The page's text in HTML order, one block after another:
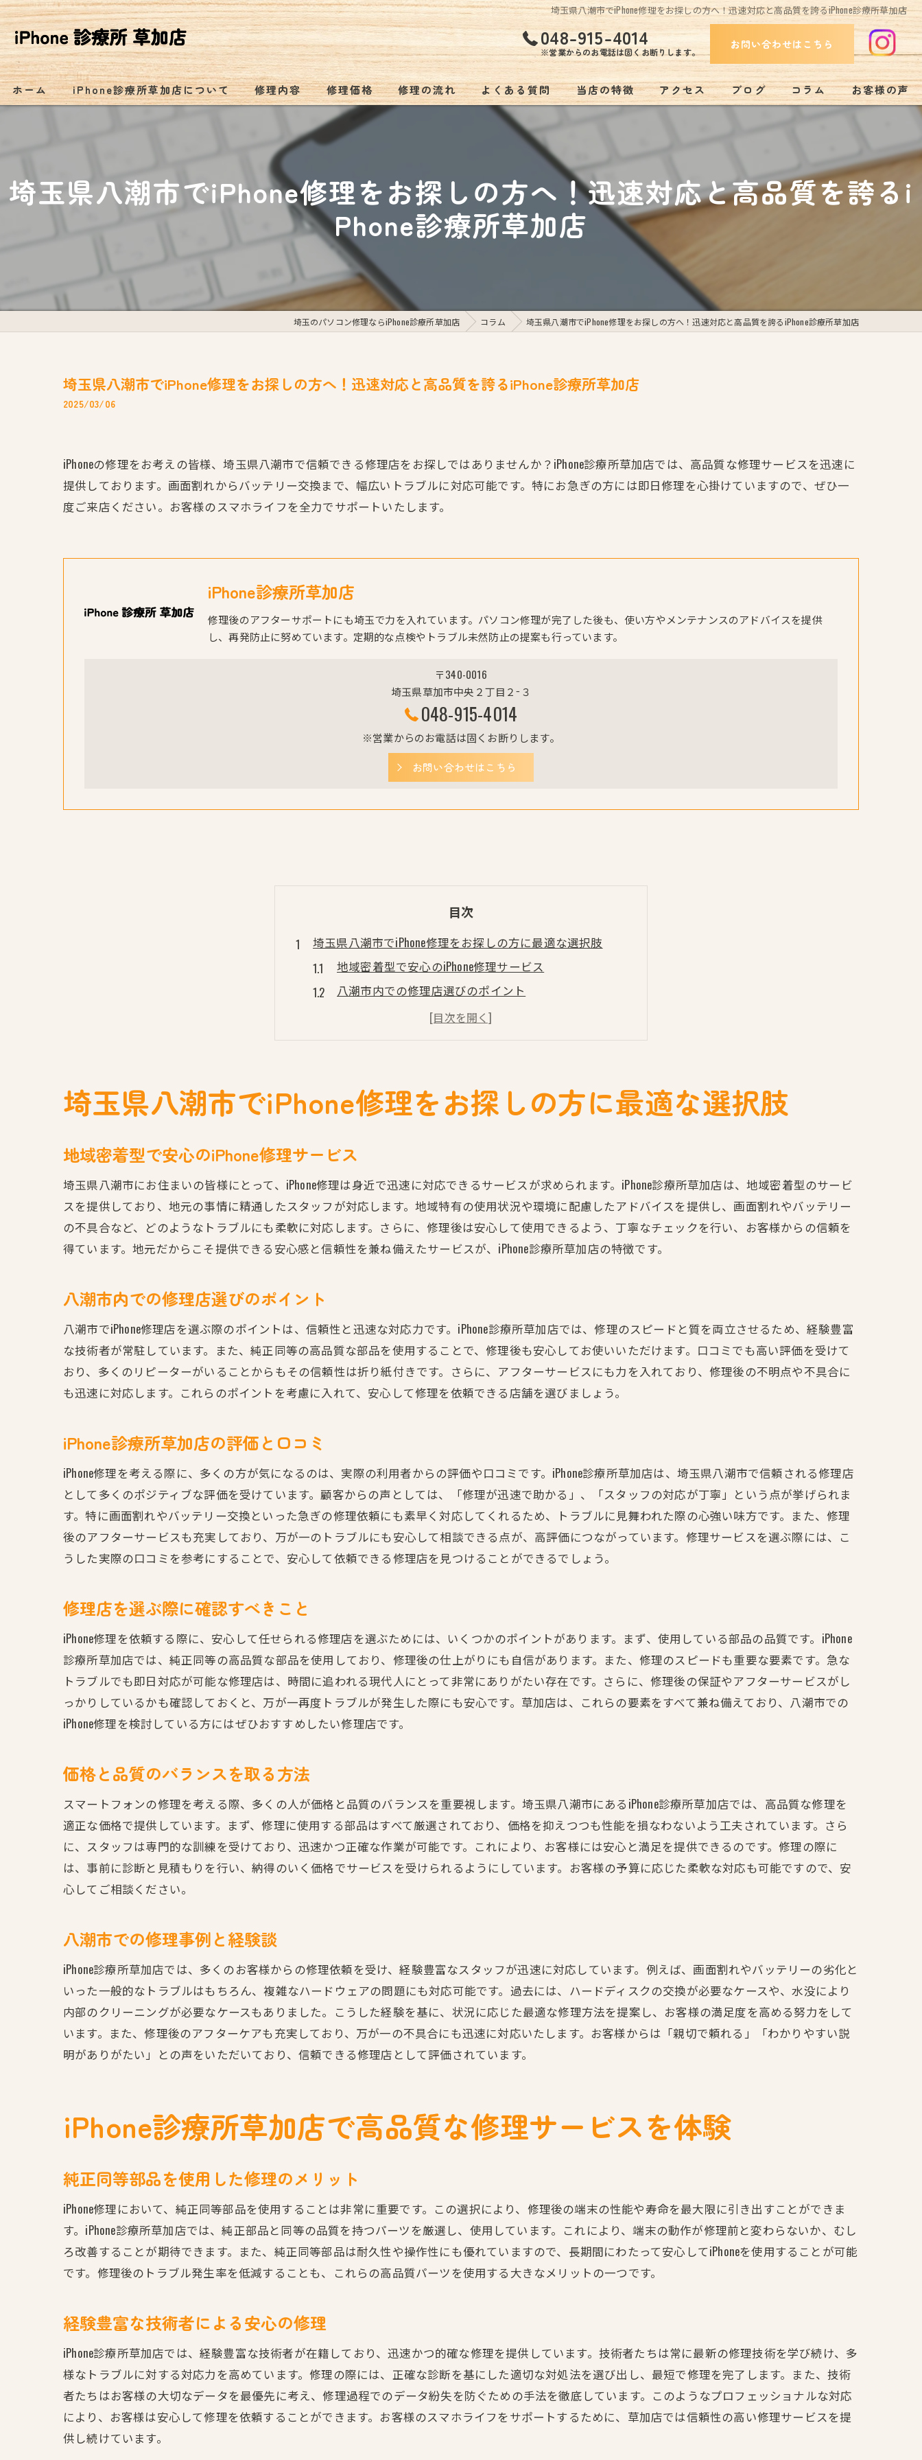
埼玉県八潮市でiPhone修理をお探しの方へ！迅速対応と高品質を誇るiPhone診療所草加店
048-915-4014
※営業からのお電話は固くお断りします。
お問い合わせはこちら
ホーム iPhone診療所草加店について 修理内容 修理価格 修理の流れ よくある質問 当店の特徴
低価格
バッテリー
スマホ
アクセス ブログ コラム お客様の声
埼玉県八潮市でiPhone修理をお探しの方へ！迅速対応と高品質を誇るi
Phone診療所草加店
埼玉のパソコン修理ならiPhone診療所草加店 コラム 埼玉県八潮市でiPhone修理をお探しの方へ！迅速対応と高品質を誇るiPhone診療所草加店
埼玉県八潮市でiPhone修理をお探しの方へ！迅速対応と高品質を誇るiPhone診療所草加店
2025/03/06
iPhoneの修理をお考えの皆様、埼玉県八潮市で信頼できる修理店をお探しではありませんか？iPhone診療所草加店では、高品質な修理サービスを迅速に
提供しております。画面割れからバッテリー交換まで、幅広いトラブルに対応可能です。特にお急ぎの方には即日修理を心掛けていますので、ぜひ一
度ご来店ください。お客様のスマホライフを全力でサポートいたします。
iPhone診療所草加店
修理後のアフターサポートにも埼玉で力を入れています。パソコン修理が完了した後も、使い方やメンテナンスのアドバイスを提供
し、再発防止に努めています。定期的な点検やトラブル未然防止の提案も行っています。
〒340-0016
埼玉県草加市中央２丁目２−３
048-915-4014
※営業からのお電話は固くお断りします。
お問い合わせはこちら
目次
埼玉県八潮市でiPhone修理をお探しの方に最適な選択肢
地域密着型で安心のiPhone修理サービス
八潮市内での修理店選びのポイント
iPhone診療所草加店の評価と口コミ
八潮市での修理事例と経験談
iPhone診療所草加店で高品質な修理サービスを体験
経験豊富な技術者による安心の修理
修理後の保証とアフターサポート
お客様の声から見る草加店の信頼性
高品質な修理を短時間で提供する技術
データ保護を徹底した修理プロセス
バッテリー交換の重要性とタイミング
即日修理を可能にするプロセス
草加店での修理が選ばれる理由
修理後のデバイスのチェックポイント
日常生活を支えるスマホを最短で修理する方法
忙しい方におすすめの修理予約システム
短時間で修理を完了するためのコツ
急なトラブルに対応できる準備方法
時間を節約するための修理術
スマホ修理が生活に与える影響
信頼の証、修理店の認証と資格
顧客満足度が高い修理店の特徴
安心して任せられる修理店の選び方
長く付き合える修理店を見極める
修理後も安心のサポート体制
即日対応が可能な修理内容一覧
緊急時の修理対応の流れ
即日修理を依頼する際のポイント
草加店の迅速な対応が選ばれる理由
トラブル別の修理事例紹介
依頼後の迅速な対応を可能にする秘密
修理が必要なときの最初の一手
埼玉県内での迅速修理店を紹介
iPhoneの修理でお困りの皆様に安心のサポート体制
修理に関するよくある質問とその回答
修理後の保証内容とサポートサービス
トラブル時の迅速サポート体制
修理進捗の透明性を確保する方法
お客様サポートの充実した修理店選び
埼玉県八潮市でiPhone修理をお探しの方に最適な選択肢
地域密着型で安心のiPhone修理サービス
埼玉県八潮市にお住まいの皆様にとって、iPhone修理は身近で迅速に対応できるサービスが求められます。iPhone診療所草加店は、地域密着型のサービ
スを提供しており、地元の事情に精通したスタッフが対応します。地域特有の使用状況や環境に配慮したアドバイスを提供し、画面割れやバッテリー
の不具合など、どのようなトラブルにも柔軟に対応します。さらに、修理後は安心して使用できるよう、丁寧なチェックを行い、お客様からの信頼を
得ています。地元だからこそ提供できる安心感と信頼性を兼ね備えたサービスが、iPhone診療所草加店の特徴です。
八潮市内での修理店選びのポイント
八潮市でiPhone修理店を選ぶ際のポイントは、信頼性と迅速な対応力です。iPhone診療所草加店では、修理のスピードと質を両立させるため、経験豊富
な技術者が常駐しています。また、純正同等の高品質な部品を使用することで、修理後も安心してお使いいただけます。口コミでも高い評価を受けて
おり、多くのリピーターがいることからもその信頼性は折り紙付きです。さらに、アフターサービスにも力を入れており、修理後の不明点や不具合に
も迅速に対応します。これらのポイントを考慮に入れて、安心して修理を依頼できる店舗を選びましょう。
iPhone診療所草加店の評価と口コミ
iPhone修理を考える際に、多くの方が気になるのは、実際の利用者からの評価や口コミです。iPhone診療所草加店は、埼玉県八潮市で信頼される修理店
として多くのポジティブな評価を受けています。顧客からの声としては、「修理が迅速で助かる」、「スタッフの対応が丁寧」という点が挙げられま
す。特に画面割れやバッテリー交換といった急ぎの修理依頼にも素早く対応してくれるため、トラブルに見舞われた際の心強い味方です。また、修理
後のアフターサービスも充実しており、万が一のトラブルにも安心して相談できる点が、高評価につながっています。修理サービスを選ぶ際には、こ
うした実際の口コミを参考にすることで、安心して依頼できる修理店を見つけることができるでしょう。
修理店を選ぶ際に確認すべきこと
iPhone修理を依頼する際に、安心して任せられる修理店を選ぶためには、いくつかのポイントがあります。まず、使用している部品の品質です。iPhone
診療所草加店では、純正同等の高品質な部品を使用しており、修理後の仕上がりにも自信があります。また、修理のスピードも重要な要素です。急な
トラブルでも即日対応が可能な修理店は、時間に追われる現代人にとって非常にありがたい存在です。さらに、修理後の保証やアフターサービスがし
っかりしているかも確認しておくと、万が一再度トラブルが発生した際にも安心です。草加店は、これらの要素をすべて兼ね備えており、八潮市での
iPhone修理を検討している方にはぜひおすすめしたい修理店です。
価格と品質のバランスを取る方法
スマートフォンの修理を考える際、多くの人が価格と品質のバランスを重要視します。埼玉県八潮市にあるiPhone診療所草加店では、高品質な修理を
適正な価格で提供しています。まず、修理に使用する部品はすべて厳選されており、価格を抑えつつも性能を損なわないよう工夫されています。さら
に、スタッフは専門的な訓練を受けており、迅速かつ正確な作業が可能です。これにより、お客様には安心と満足を提供できるのです。修理の際に
は、事前に診断と見積もりを行い、納得のいく価格でサービスを受けられるようにしています。お客様の予算に応じた柔軟な対応も可能ですので、安
心してご相談ください。
八潮市での修理事例と経験談
iPhone診療所草加店では、多くのお客様からの修理依頼を受け、経験豊富なスタッフが迅速に対応しています。例えば、画面割れやバッテリーの劣化と
いった一般的なトラブルはもちろん、複雑なハードウェアの問題にも対応可能です。過去には、ハードディスクの交換が必要なケースや、水没により
内部のクリーニングが必要なケースもありました。こうした経験を基に、状況に応じた最適な修理方法を提案し、お客様の満足度を高める努力をして
います。また、修理後のアフターケアも充実しており、万が一の不具合にも迅速に対応いたします。お客様からは「親切で頼れる」「わかりやすい説
明がありがたい」との声をいただいており、信頼できる修理店として評価されています。
iPhone診療所草加店で高品質な修理サービスを体験
純正同等部品を使用した修理のメリット
iPhone修理において、純正同等部品を使用することは非常に重要です。この選択により、修理後の端末の性能や寿命を最大限に引き出すことができま
す。iPhone診療所草加店では、純正部品と同等の品質を持つパーツを厳選し、使用しています。これにより、端末の動作が修理前と変わらないか、むし
ろ改善することが期待できます。また、純正同等部品は耐久性や操作性にも優れていますので、長期間にわたって安心してiPhoneを使用することが可能
です。修理後のトラブル発生率を低減することも、これらの高品質パーツを使用する大きなメリットの一つです。
経験豊富な技術者による安心の修理
iPhone診療所草加店では、経験豊富な技術者が在籍しており、迅速かつ的確な修理を提供しています。技術者たちは常に最新の修理技術を学び続け、多
様なトラブルに対する対応力を高めています。修理の際には、正確な診断を基にした適切な対処法を選び出し、最短で修理を完了します。また、技術
者たちはお客様の大切なデータを最優先に考え、修理過程でのデータ紛失を防ぐための手法を徹底しています。このようなプロフェッショナルな対応
により、お客様は安心して修理を依頼することができます。お客様のスマホライフをサポートするために、草加店では信頼性の高い修理サービスを提
供し続けています。